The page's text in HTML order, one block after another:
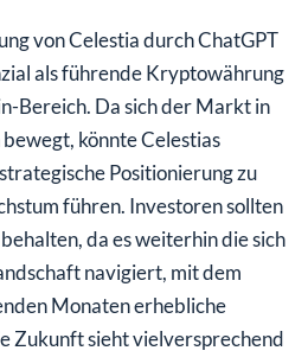
von Celestia durch ChatGPT
als führende Kryptowährung
Bereich. Da sich der Markt in
könnte Celestias
Positionierung zu
führen. Investoren sollten
da es weiterhin die sich
navigiert, mit dem
Monaten erhebliche
Zukunft sieht vielversprechend